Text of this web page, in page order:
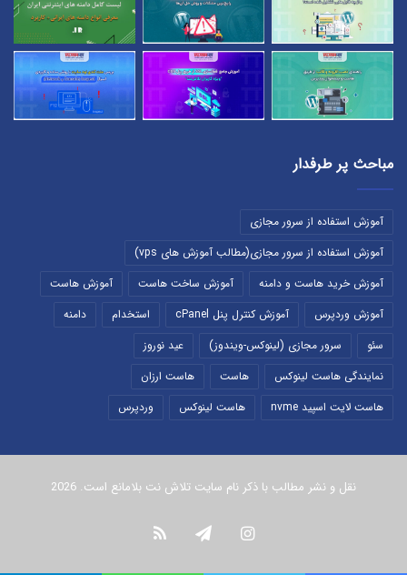
مباحث پر طرفدار
آموزش استفاده از سرور مجازی
آموزش استفاده از سرور مجازی(مطالب آموزش های vps)
آموزش خرید هاست و دامنه
آموزش ساخت هاست
آموزش هاست
آموزش وردپرس
آموزش کنترل پنل cPanel استخدام
دامنه
سئو
سرور مجازی (لینوکس-ویندوز)
عید نوروز
نمایندگی هاست لینوکس
هاست
هاست ارزان
هاست لایت اسپید nvme
هاست لینوکس وردپرس
نقل و نشر مطالب با ذکر نام سایت تلاش نت بلامانع است. 2026
اینستاگرامتلگرامخوراک